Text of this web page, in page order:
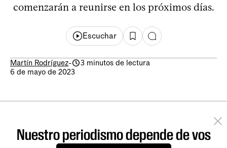
comenzarán a reunirse en los próximos días.
Escuchar
Martín Rodríguez-
3 minutos de lectura
6 de mayo de 2023
Nuestro periodismo depende de vos